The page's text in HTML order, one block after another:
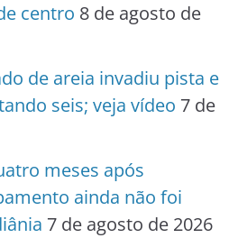
centro 8 de agosto de
de areia invadiu pista e
seis; veja vídeo 7 de
meses após
ainda não foi
7 de agosto de 2026